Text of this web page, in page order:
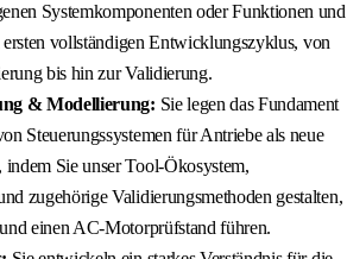
Systemkomponenten oder Funktionen und
ersten vollständigen Entwicklungszyklus, von
bis hin zur Validierung.
& Modellierung: Sie legen das Fundament
Steuerungssystemen für Antriebe als neue
Sie unser Tool-Ökosystem,
zugehörige Validierungsmethoden gestalten,
einen AC-Motorprüfstand führen.